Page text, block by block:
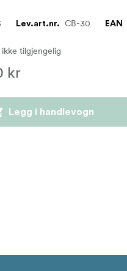
Lev.art.nr. CB-30 EAN
tilgjengelig
kr
Legg i handlevogn